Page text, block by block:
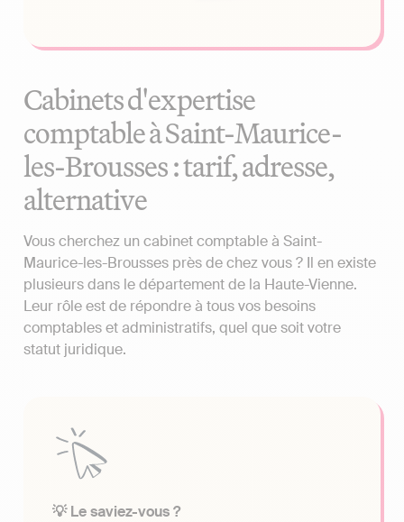
Cabinets d'expertise
comptable à Saint-Maurice-
les-Brousses : tarif, adresse,
alternative
Vous cherchez un cabinet comptable à Saint-
Maurice-les-Brousses près de chez vous ? Il en existe
plusieurs dans le département de la Haute-Vienne.
Leur rôle est de répondre à tous vos besoins
comptables et administratifs, quel que soit votre
statut juridique.
💡 Le saviez-vous ?